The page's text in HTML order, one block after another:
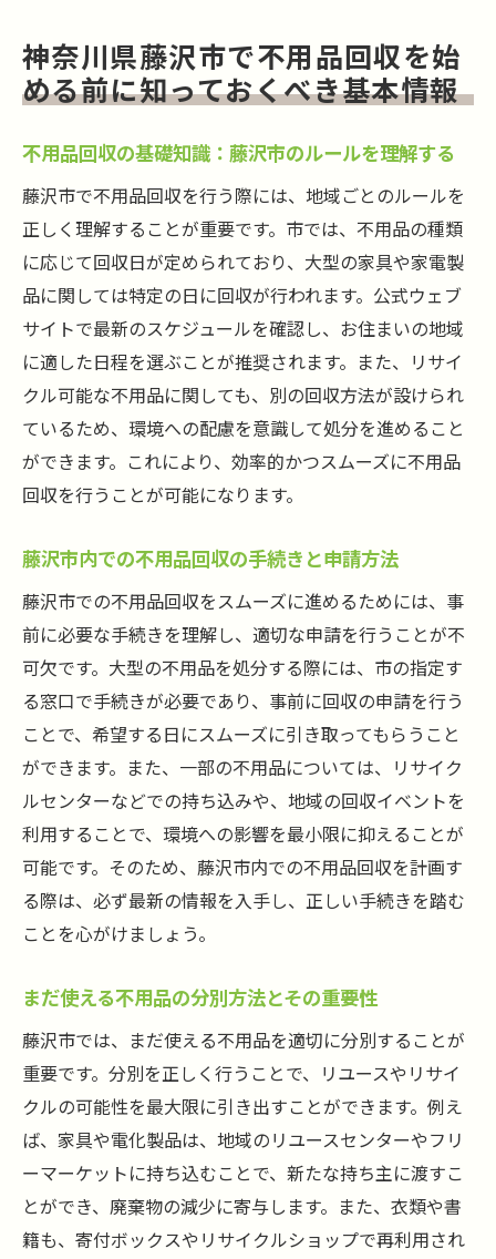
藤沢市の不用品回収に関する法律と規制の
理解
メリット
藤沢市での不用品回収における注意点と対
策
まだ使える不用品を藤沢市で賢く処分する方法
藤沢市でおすすめのリサイクルショップと
地元のフリーマーケットでの不用品販売の
コツ
オンラインプラットフォームを活用した不
用品処分
地域団体と連携した不用品再利用活動
藤沢市での不用品交換イベントに参加する
方法
リユースとリサイクルで環境に優しい不用品回
収を実現
リユースとリサイクルの違いとその効果
藤沢市でのリユース活動の現状と取り組み
リサイクル可能な不用品の見分け方と処理
環境に配慮した不用品回収の重要性とその
影響
献
持続可能な生活を目指した不用品管理のヒ
ント
藤沢市の地域ルールに基づく不用品回収のポイ
ント
藤沢市の不用品回収スケジュールの確認方
法
地域ルールを守った不用品排出の手順
神奈川県藤沢市で不用品回収を始
める前に知っておくべき基本情報
不用品回収の基礎知識：藤沢市のルールを理解する
藤沢市で不用品回収を行う際には、地域ごとのルールを
正しく理解することが重要です。市では、不用品の種類
に応じて回収日が定められており、大型の家具や家電製
品に関しては特定の日に回収が行われます。公式ウェブ
サイトで最新のスケジュールを確認し、お住まいの地域
に適した日程を選ぶことが推奨されます。また、リサイ
クル可能な不用品に関しても、別の回収方法が設けられ
ているため、環境への配慮を意識して処分を進めること
ができます。これにより、効率的かつスムーズに不用品
回収を行うことが可能になります。
藤沢市内での不用品回収の手続きと申請方法
藤沢市での不用品回収をスムーズに進めるためには、事
前に必要な手続きを理解し、適切な申請を行うことが不
可欠です。大型の不用品を処分する際には、市の指定す
る窓口で手続きが必要であり、事前に回収の申請を行う
ことで、希望する日にスムーズに引き取ってもらうこと
ができます。また、一部の不用品については、リサイク
ルセンターなどでの持ち込みや、地域の回収イベントを
利用することで、環境への影響を最小限に抑えることが
可能です。そのため、藤沢市内での不用品回収を計画す
る際は、必ず最新の情報を入手し、正しい手続きを踏む
ことを心がけましょう。
まだ使える不用品の分別方法とその重要性
藤沢市では、まだ使える不用品を適切に分別することが
重要です。分別を正しく行うことで、リユースやリサイ
クルの可能性を最大限に引き出すことができます。例え
ば、家具や電化製品は、地域のリユースセンターやフリ
ーマーケットに持ち込むことで、新たな持ち主に渡すこ
とができ、廃棄物の減少に寄与します。また、衣類や書
籍も、寄付ボックスやリサイクルショップで再利用され